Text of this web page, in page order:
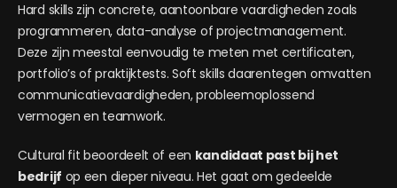
Hard skills zijn concrete, aantoonbare vaardigheden zoals
programmeren, data-analyse of projectmanagement.
Deze zijn meestal eenvoudig te meten met certificaten,
portfolio’s of praktijktests. Soft skills daarentegen omvatten
communicatievaardigheden, probleemoplossend
vermogen en teamwork.
Cultural fit beoordeelt of een kandidaat past bij het
bedrijf op een dieper niveau. Het gaat om gedeelde